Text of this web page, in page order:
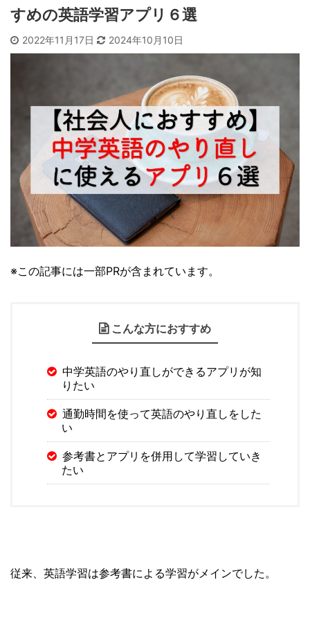
すめの英語学習アプリ６選
2022年11月17日 2024年10月10日
※この記事には一部PRが含まれています。
こんな方におすすめ
中学英語のやり直しができるアプリが知
りたい
通勤時間を使って英語のやり直しをした
い
参考書とアプリを併用して学習していき
たい
従来、英語学習は参考書による学習がメインでした。